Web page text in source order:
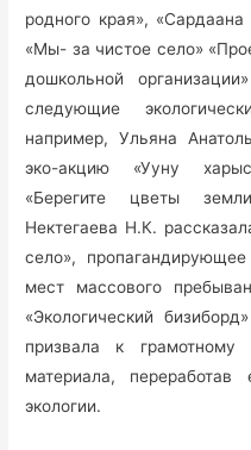
родного края»,
«Мы- за чистое село»
дошкольной
следующие
например, Ульяна
эко-акцию «Ууну
«Берегите цветы
Нектегаева Н.К.
село»,
мест массового
«Экологический
призвала к
материала,
экологии.